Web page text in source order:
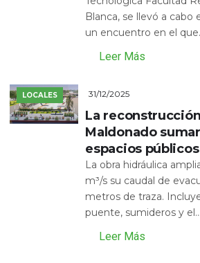
Blanca, se llevó a cabo
un encuentro en el
Leer Más
LOCALES 31/12/2025
La
Maldonado
espacios públicos
La obra hidráulica
m³/s su caudal de
metros de traza.
puente, sumideros y el...
Leer Más